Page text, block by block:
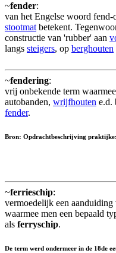
~fender:
van het Engelse woord
stootmatbetekent.
constructie van 'rubber' aan
langs steigers, op berghouten
~fendering:
vrij onbekende term
autobanden, wrijfhouten e.d.
fender.
Bron: Opdrachtbeschrijving
~ferrieschip:
vermoedelijk een aanduiding
waarmee men een bepaald
als ferryschip.
De term werd ondermeer in de 18de